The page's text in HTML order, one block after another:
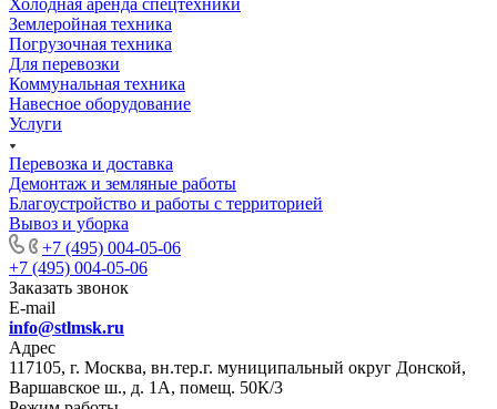
Землеройная техника
Погрузочная техника
Для перевозки
Коммунальная техника
Навесное оборудование
Услуги
Перевозка и доставка
Демонтаж и земляные работы
Благоустройство и работы с территорией
Вывоз и уборка
+7 (495) 004-05-06
+7 (495) 004-05-06
Заказать звонок
E-mail
info@stlmsk.ru
Адрес
117105, г. Москва, вн.тер.г. муниципальный округ Донской,
Варшавское ш., д. 1А, помещ. 50К/3